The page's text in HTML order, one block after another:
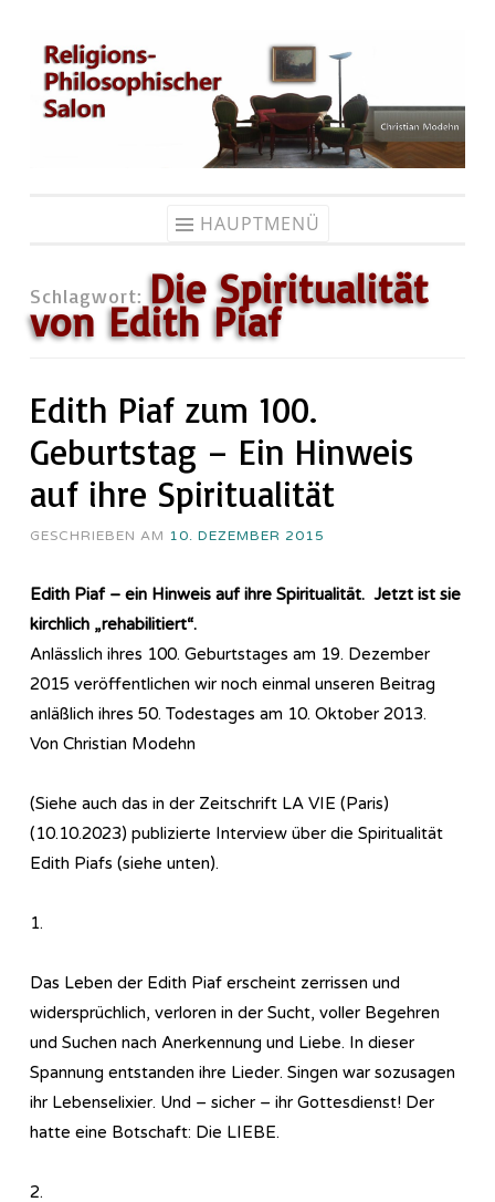
Zum
Inhalt
springen
HAUPTMENÜ
Schlagwort: Die Spiritualität
von Edith Piaf
Edith Piaf zum 100.
Geburtstag – Ein Hinweis
auf ihre Spiritualität
GESCHRIEBEN AM 10. DEZEMBER 2015
Edith Piaf – ein Hinweis auf ihre Spiritualität. Jetzt ist sie
kirchlich „rehabilitiert“.
Anlässlich ihres 100. Geburtstages am 19. Dezember
2015 veröffentlichen wir noch einmal unseren Beitrag
anläßlich ihres 50. Todestages am 10. Oktober 2013.
Von Christian Modehn
(Siehe auch das in der Zeitschrift LA VIE (Paris)
(10.10.2023) publizierte Interview über die Spiritualität
Edith Piafs (siehe unten).
1.
Das Leben der Edith Piaf erscheint zerrissen und
widersprüchlich, verloren in der Sucht, voller Begehren
und Suchen nach Anerkennung und Liebe. In dieser
Spannung entstanden ihre Lieder. Singen war sozusagen
ihr Lebenselixier. Und – sicher – ihr Gottesdienst! Der
hatte eine Botschaft: Die LIEBE.
2.